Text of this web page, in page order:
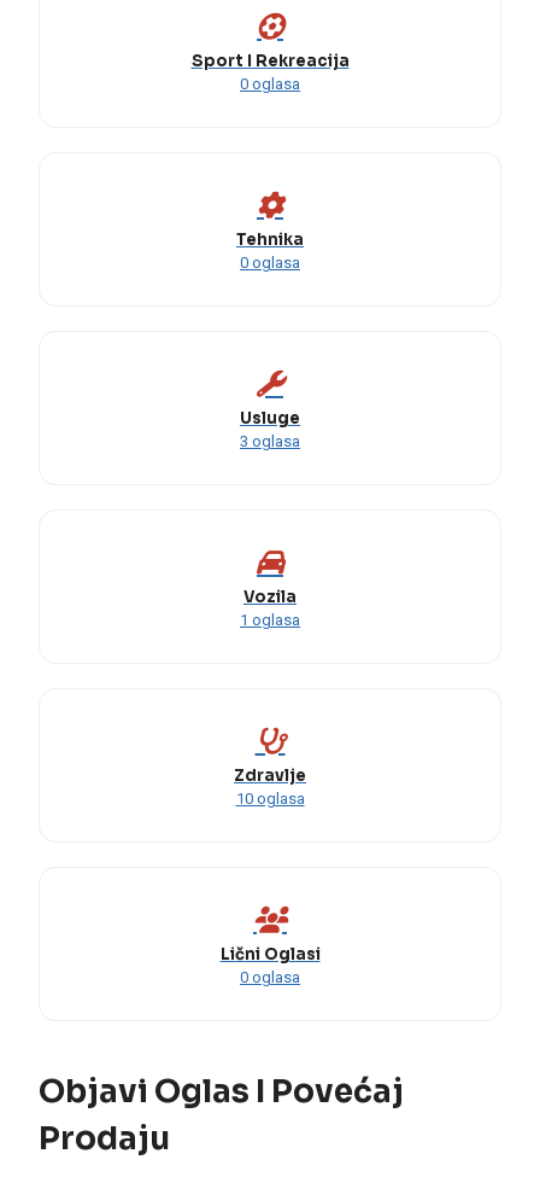
Sport I Rekreacija
0 oglasa
Tehnika
0 oglasa
Usluge
3 oglasa
Vozila
1 oglasa
Zdravlje
10 oglasa
Lični Oglasi
0 oglasa
Objavi Oglas I Povećaj
Prodaju